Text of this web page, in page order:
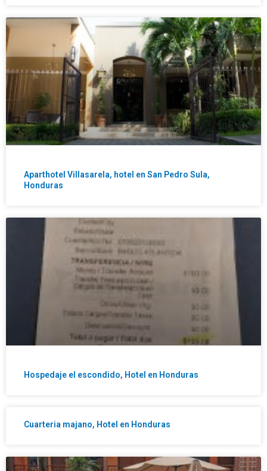
Aparthotel Villasarela, hotel en San Pedro Sula,
Honduras
Hospedaje el escondido, Hotel en Honduras
Cuarteria majano, Hotel en Honduras